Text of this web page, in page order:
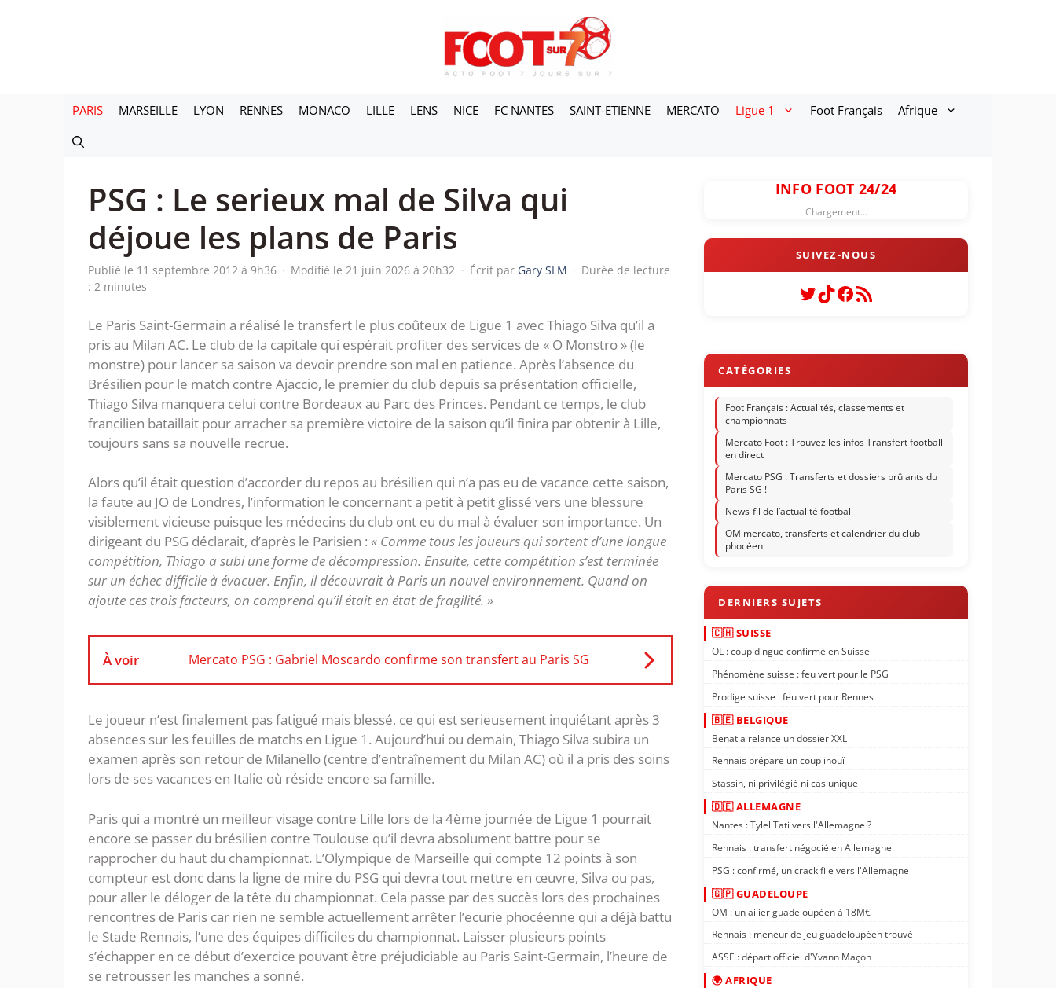
PARIS MARSEILLE LYON RENNES MONACO LILLE LENS NICE FC NANTES SAINT-ETIENNE MERCATO Ligue 1 Foot Français Afrique
PSG : Le serieux mal de Silva qui
déjoue les plans de Paris
Publié le 11 septembre 2012 à 9h36 · Modifié le 21 juin 2026 à 20h32 · Écrit par Gary SLM · Durée de lecture
: 2 minutes
Le Paris Saint-Germain a réalisé le transfert le plus coûteux de Ligue 1 avec Thiago Silva qu’il a
pris au Milan AC. Le club de la capitale qui espérait profiter des services de « O Monstro » (le
monstre) pour lancer sa saison va devoir prendre son mal en patience. Après l’absence du
Brésilien pour le match contre Ajaccio, le premier du club depuis sa présentation officielle,
Thiago Silva manquera celui contre Bordeaux au Parc des Princes. Pendant ce temps, le club
francilien bataillait pour arracher sa première victoire de la saison qu’il finira par obtenir à Lille,
toujours sans sa nouvelle recrue.
Alors qu’il était question d’accorder du repos au brésilien qui n’a pas eu de vacance cette saison,
la faute au JO de Londres, l’information le concernant a petit à petit glissé vers une blessure
visiblement vicieuse puisque les médecins du club ont eu du mal à évaluer son importance. Un
dirigeant du PSG déclarait, d’après le Parisien : « Comme tous les joueurs qui sortent d’une longue
compétition, Thiago a subi une forme de décompression. Ensuite, cette compétition s’est terminée
sur un échec difficile à évacuer. Enfin, il découvrait à Paris un nouvel environnement. Quand on
ajoute ces trois facteurs, on comprend qu’il était en état de fragilité. »
À voir Mercato PSG : Gabriel Moscardo confirme son transfert au Paris SG
Le joueur n’est finalement pas fatigué mais blessé, ce qui est serieusement inquiétant après 3
absences sur les feuilles de matchs en Ligue 1. Aujourd’hui ou demain, Thiago Silva subira un
examen après son retour de Milanello (centre d’entraînement du Milan AC) où il a pris des soins
lors de ses vacances en Italie où réside encore sa famille.
Paris qui a montré un meilleur visage contre Lille lors de la 4ème journée de Ligue 1 pourrait
encore se passer du brésilien contre Toulouse qu’il devra absolument battre pour se
rapprocher du haut du championnat. L’Olympique de Marseille qui compte 12 points à son
compteur est donc dans la ligne de mire du PSG qui devra tout mettre en œuvre, Silva ou pas,
pour aller le déloger de la tête du championnat. Cela passe par des succès lors des prochaines
rencontres de Paris car rien ne semble actuellement arrêter l’ecurie phocéenne qui a déjà battu
le Stade Rennais, l’une des équipes difficiles du championnat. Laisser plusieurs points
s’échapper en ce début d’exercice pouvant être préjudiciable au Paris Saint-Germain, l’heure de
se retrousser les manches a sonné.
INFO FOOT 24/24
Chargement...
Twitter
TikTok
Facebook
Flux RSS
Foot Français : Actualités, classements et
championnats
Mercato Foot : Trouvez les infos Transfert football
en direct
Mercato PSG : Transferts et dossiers brûlants du
Paris SG !
News-fil de l’actualité football
OM mercato, transferts et calendrier du club
phocéen
🇨🇭 SUISSE
OL : coup dingue confirmé en Suisse
Phénomène suisse : feu vert pour le PSG
Prodige suisse : feu vert pour Rennes
🇧🇪 BELGIQUE
Benatia relance un dossier XXL
Rennais prépare un coup inouï
Stassin, ni privilégié ni cas unique
🇩🇪 ALLEMAGNE
Nantes : Tylel Tati vers l'Allemagne ?
Rennais : transfert négocié en Allemagne
PSG : confirmé, un crack file vers l'Allemagne
🇬🇵 GUADELOUPE
OM : un ailier guadeloupéen à 18M€
Rennais : meneur de jeu guadeloupéen trouvé
ASSE : départ officiel d'Yvann Maçon
🌍 AFRIQUE